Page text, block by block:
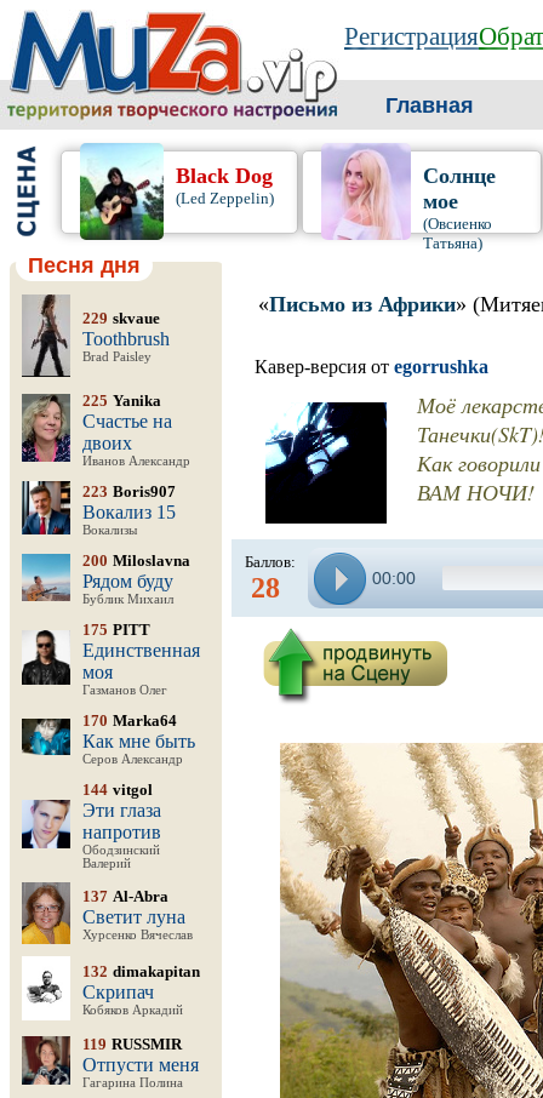
Регистрация
Главная
Black Dog
(Led Zeppelin)
Солнце
мое
(Овсиенко
Татьяна)
Песня дня
229 skvaue
Toothbrush
Brad Paisley
225 Yanika
Счастье на
двоих
Иванов Александр
223 Boris907
Вокализ 15
Вокализы
200 Miloslavna
Рядом буду
Бублик Михаил
175 PITT
Единственная
моя
Газманов Олег
170 Marka64
Как мне быть
Серов Александр
144 vitgol
Эти глаза
напротив
Ободзинский
Валерий
137 Al-Abra
Светит луна
Хурсенко Вячеслав
132 dimakapitan
Скрипач
Кобяков Аркадий
119 RUSSMIR
Отпусти меня
Гагарина Полина
«Письмо из Африки»
Кавер-версия от egorrushka
Моё
Как
ВАМ НОЧИ!
Баллов:
28 00:00